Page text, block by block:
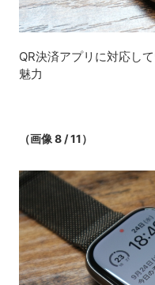
QR決済アプリに対応し
魅力
（画像 8 / 11）